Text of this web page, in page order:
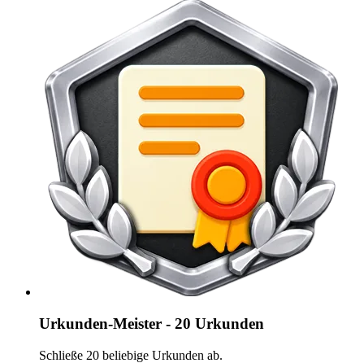
Urkunden-Meister - 20 Urkunden
Schließe 20 beliebige Urkunden ab.